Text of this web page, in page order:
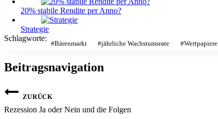
20% stabile Rendite per Anno?
Strategie
Schlagworte:
#Bärenmarkt #jährliche Wachstumsrate #Wertpapiere
Beitragsnavigation
ZURÜCK
Rezession Ja oder Nein und die Folgen